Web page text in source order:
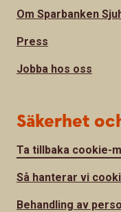
Om Sparbanken
Press
Jobba hos oss
Säkerhet
Ta tillbaka cookie-
Så hanterar vi
Behandling av